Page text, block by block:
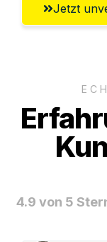
Jetzt
4.9 von 5